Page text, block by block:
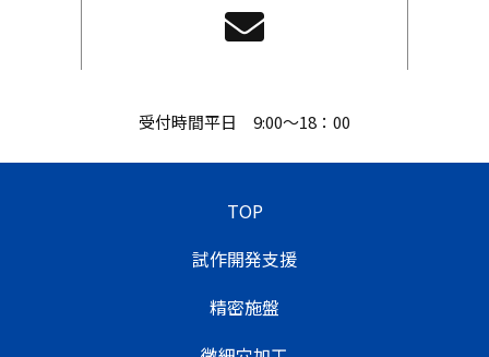
受付時間平日 9:00〜18：00
TOP
試作開発支援
精密施盤